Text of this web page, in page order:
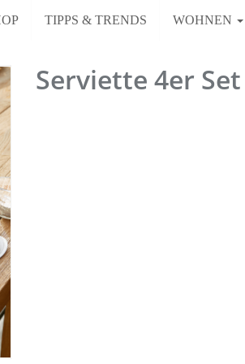
TIPPS & TRENDS WOHNEN
Serviette 4er